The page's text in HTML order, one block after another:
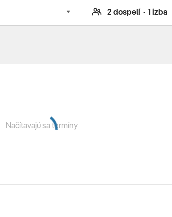
práce a hry) • detský
Načítavajú sa termíny